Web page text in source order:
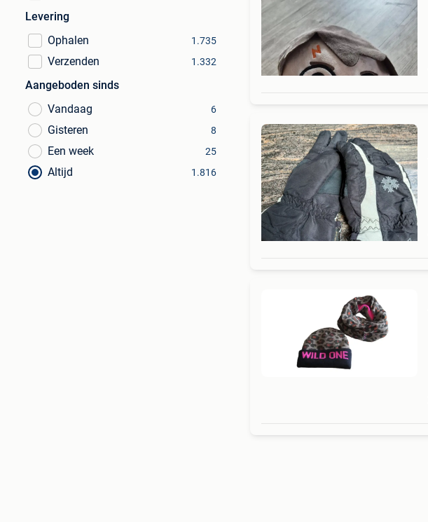
Levering
Ophalen
1.735
Verzenden 1.332
Aangeboden sinds
Vandaag
6
Gisteren 8
Een week 25
Altijd 1.816